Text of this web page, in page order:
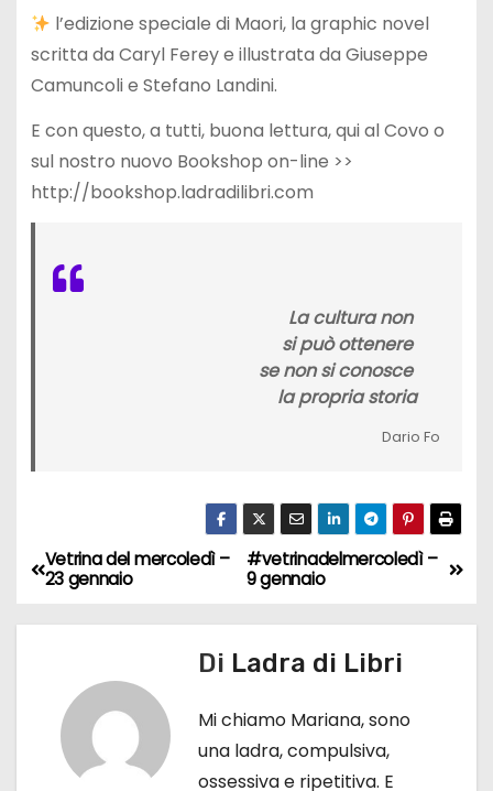
l’edizione speciale di Maori, la graphic novel
scritta da Caryl Ferey e illustrata da Giuseppe
Camuncoli e Stefano Landini.
E con questo, a tutti, buona lettura, qui al Covo o
sul nostro nuovo Bookshop on-line >>
http://bookshop.ladradilibri.com
La cultura non
si può ottenere
se non si conosce
la propria storia
Dario Fo
N
a
#vetrinadelmercoledì –
9 gennaio
Vetrina del mercoledì –
23 gennaio
Di Ladra di Libri
Mi chiamo Mariana, sono
una ladra, compulsiva,
ossessiva e ripetitiva. E